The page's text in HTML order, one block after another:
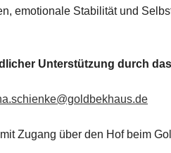
emotionale Stabilität und
Unterstützung durch
Zugang über den Hof beim